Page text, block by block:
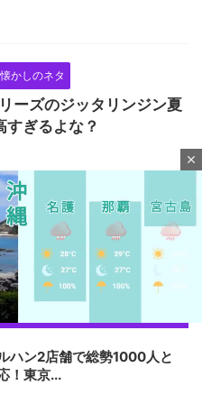
懐かしのネタ
ーズのジッタリンジン夏
すぎるよな？
ハン2店舗で総勢1000人と
！東京...
close